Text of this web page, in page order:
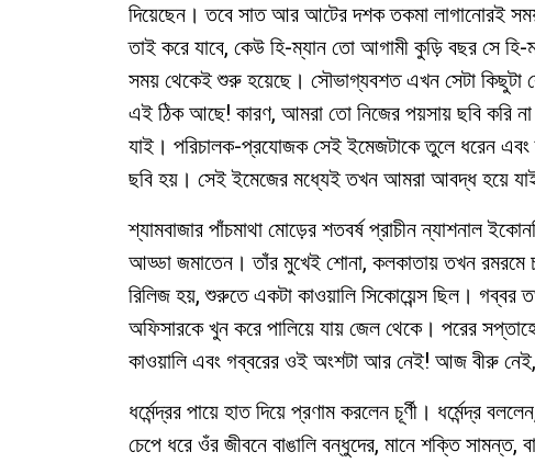
দিয়েছেন। তবে সাত আর আটের দশক তকমা লাগানোরই
তাই করে যাবে, কেউ হি-ম্যান তো আগামী কুড়ি বছর সে
সময় থেকেই শুরু হয়েছে। সৌভাগ্যবশত এখন সেটা কিছুটা
এই ঠিক আছে! কারণ, আমরা তো নিজের পয়সায় ছবি করি
যাই। পরিচালক-প্রযোজক সেই ইমেজটাকে তুলে ধরেন
ছবি হয়। সেই ইমেজের মধ্যেই তখন আমরা আবদ্ধ হয়ে
শ্যামবাজার পাঁচমাথা মোড়ের শতবর্ষ প্রাচীন ন্যাশনাল
আড্ডা জমাতেন। তাঁর মুখেই শোনা, কলকাতায় তখন রমরমে
রিলিজ হয়, শুরুতে একটা কাওয়ালি সিকোয়েন্স ছিল। গব্বর
অফিসারকে খুন করে পালিয়ে যায় জেল থেকে। পরের
কাওয়ালি এবং গব্বরের ওই অংশটা আর নেই! আজ বীরু
ধর্মেন্দ্রর পায়ে হাত দিয়ে প্রণাম করলেন চূর্ণী। ধর্মেন্দ্র
চেপে ধরে ওঁর জীবনে বাঙালি বন্ধুদের, মানে শক্তি সামন্ত,